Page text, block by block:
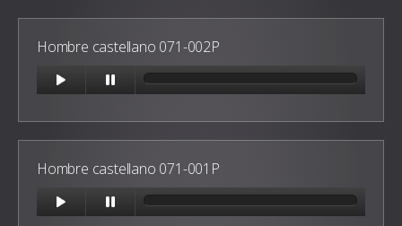
Hombre castellano 071-002P
Hombre castellano 071-001P